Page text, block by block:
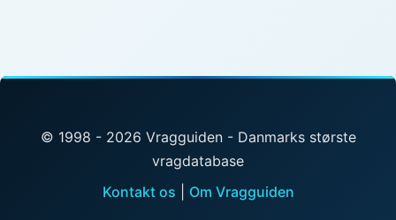
© 1998 - 2026 Vragguiden - Danmarks største
vragdatabase
Kontakt os
Om Vragguiden